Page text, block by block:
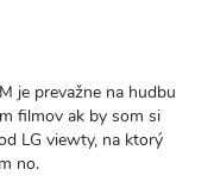
je prevažne na hudbu
filmov ak by som si
LG viewty, na ktorý
no.